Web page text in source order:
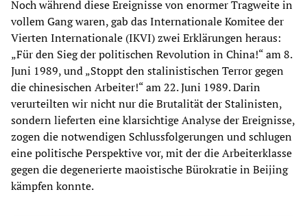
Noch während diese Ereignisse von enormer Tragweite in
vollem Gang waren, gab das Internationale Komitee der
Vierten Internationale (IKVI) zwei Erklärungen heraus:
„Für den Sieg der politischen Revolution in China!“ am 8.
Juni 1989, und „Stoppt den stalinistischen Terror gegen
die chinesischen Arbeiter!“ am 22. Juni 1989. Darin
verurteilten wir nicht nur die Brutalität der Stalinisten,
sondern lieferten eine klarsichtige Analyse der Ereignisse,
zogen die notwendigen Schlussfolgerungen und schlugen
eine politische Perspektive vor, mit der die Arbeiterklasse
gegen die degenerierte maoistische Bürokratie in Beijing
kämpfen konnte.